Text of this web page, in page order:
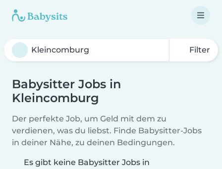
Filter
Babysitter Jobs in
Kleincomburg
Der perfekte Job, um Geld mit dem zu
verdienen, was du liebst. Finde Babysitter-Jobs
in deiner Nähe, zu deinen Bedingungen.
Es gibt keine Babysitter Jobs in